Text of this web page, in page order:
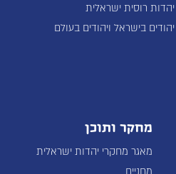
יהדות רוסית ישראלית
יהודים בישראל ויהודים בעולם
מחקר ותוכן
מאגר מחקרי יהדות ישראלית